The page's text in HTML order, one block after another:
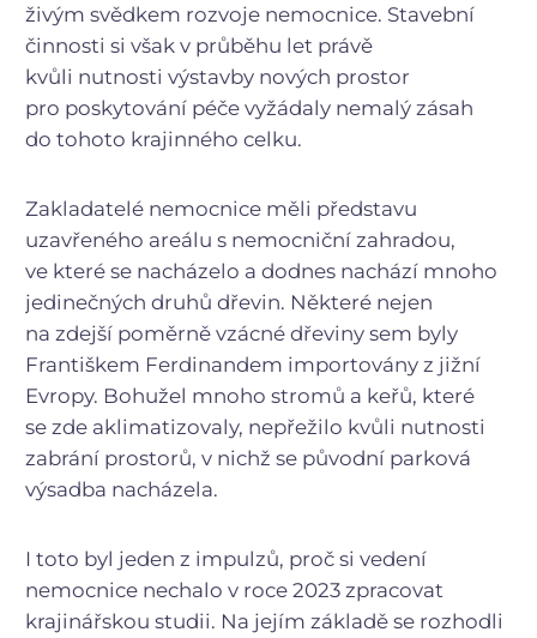
živým svědkem rozvoje nemocnice. Stavební
činnosti si však v průběhu let právě
kvůli nutnosti výstavby nových prostor
pro poskytování péče vyžádaly nemalý zásah
do tohoto krajinného celku.
Zakladatelé nemocnice měli představu
uzavřeného areálu s nemocniční zahradou,
ve které se nacházelo a dodnes nachází mnoho
jedinečných druhů dřevin. Některé nejen
na zdejší poměrně vzácné dřeviny sem byly
Františkem Ferdinandem importovány z jižní
Evropy. Bohužel mnoho stromů a keřů, které
se zde aklimatizovaly, nepřežilo kvůli nutnosti
zabrání prostorů, v nichž se původní parková
výsadba nacházela.
I toto byl jeden z impulzů, proč si vedení
nemocnice nechalo v roce 2023 zpracovat
krajinářskou studii. Na jejím základě se rozhodli